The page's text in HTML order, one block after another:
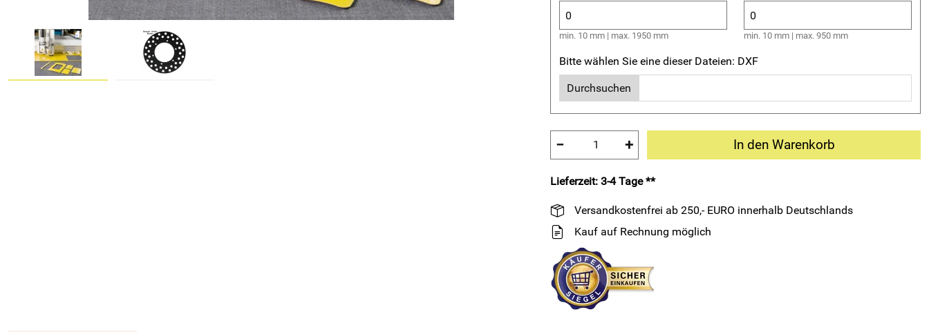
min. 10 mm | max. 1950 mm min. 10 mm | max. 950 mm
Bitte wählen Sie eine dieser Dateien: DXF
Durchsuchen
− + In den Warenkorb
Lieferzeit: 3-4 Tage **
Versandkostenfrei ab 250,- EURO innerhalb Deutschlands
Kauf auf Rechnung möglich